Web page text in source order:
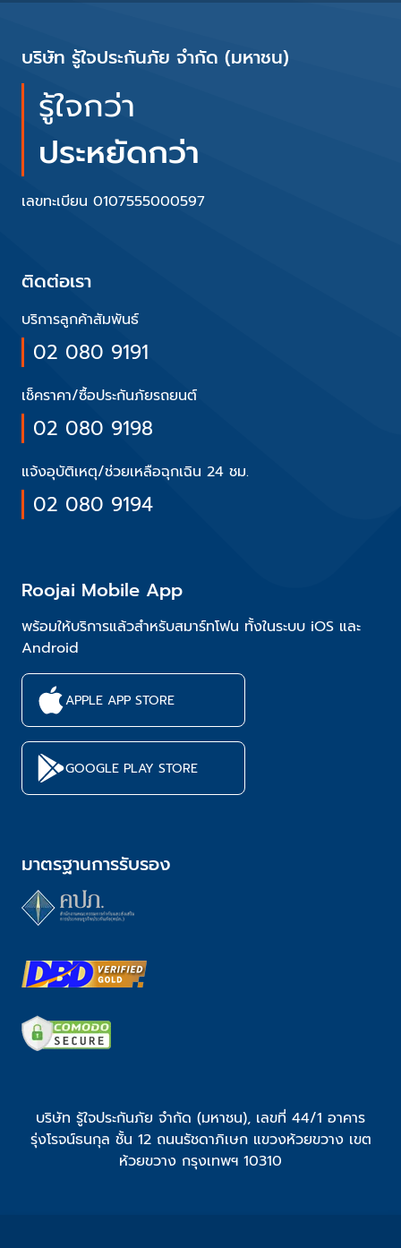
บริษัท รู้ใจประกันภัย จำกัด (มหาชน)
รู้ใจกว่า
ประหยัดกว่า
เลขทะเบียน 0107555000597
ติดต่อเรา
บริการลูกค้าสัมพันธ์
02 080 9191
เช็คราคา/ซื้อประกันภัยรถยนต์
02 080 9198
แจ้งอุบัติเหตุ/ช่วยเหลือฉุกเฉิน 24 ชม.
02 080 9194
Roojai Mobile App
พร้อมให้บริการแล้วสำหรับสมาร์ทโฟน ทั้งในระบบ iOS และ
Android
APPLE APP STORE
GOOGLE PLAY STORE
มาตรฐานการรับรอง
บริษัท รู้ใจประกันภัย จำกัด (มหาชน), เลขที่ 44/1 อาคาร
รุ่งโรจน์ธนกุล ชั้น 12 ถนนรัชดาภิเษก แขวงห้วยขวาง เขต
ห้วยขวาง กรุงเทพฯ 10310